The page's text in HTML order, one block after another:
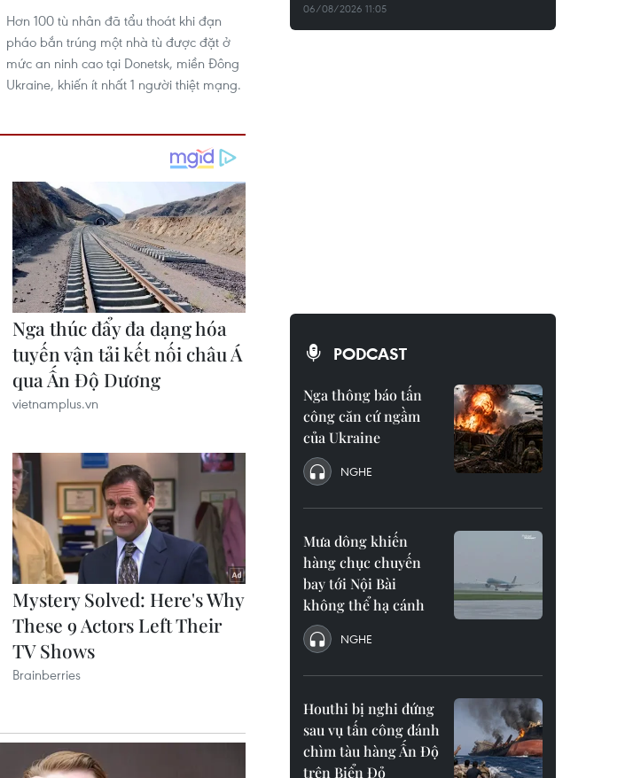
Hơn 100 tù nhân đã tẩu thoát khi đạn
pháo bắn trúng một nhà tù được đặt ở
mức an ninh cao tại Donetsk, miền Đông
Ukraine, khiến ít nhất 1 người thiệt mạng.
06/08/2026 11:05
PODCAST
Nga thông báo tấn
công căn cứ ngầm
của Ukraine
NGHE
Mưa dông khiến
hàng chục chuyến
bay tới Nội Bài
không thể hạ cánh
NGHE
Houthi bị nghi đứng
sau vụ tấn công đánh
chìm tàu hàng Ấn Độ
trên Biển Đỏ